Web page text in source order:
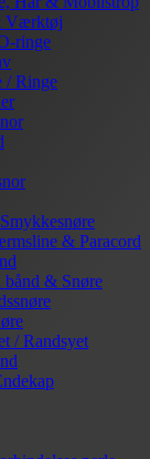
Værktøj
ringe
/ Ringe
& Paracord
bånd & Snøre
/ Randsyet